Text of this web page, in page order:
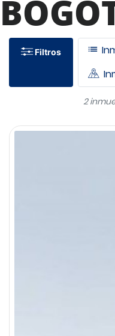
Filtros
2